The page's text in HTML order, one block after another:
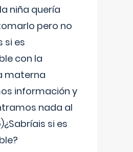
niña quería
pero no
si es
con la
materna
información y
nada al
si es